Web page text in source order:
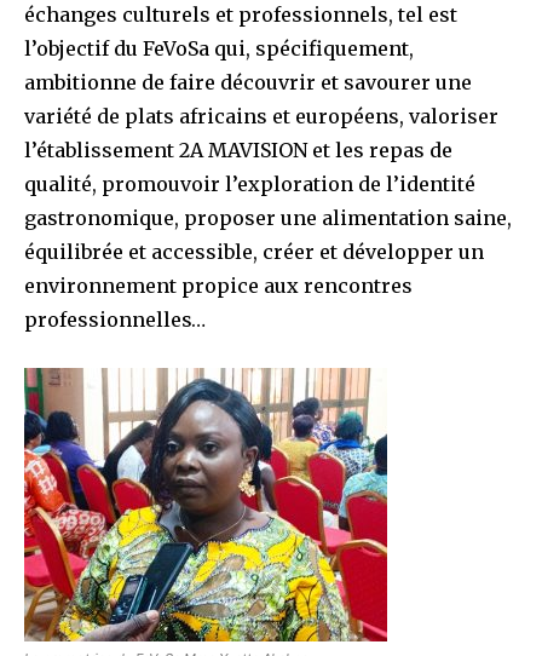
échanges culturels et professionnels, tel est
l’objectif du FeVoSa qui, spécifiquement,
ambitionne de faire découvrir et savourer une
variété de plats africains et européens, valoriser
l’établissement 2A MAVISION et les repas de
qualité, promouvoir l’exploration de l’identité
gastronomique, proposer une alimentation saine,
équilibrée et accessible, créer et développer un
environnement propice aux rencontres
professionnelles…